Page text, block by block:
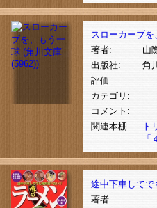
スローカーブ
著者:
山
出版社:
角
評価:
カテゴリ:
コメント:
関連本棚:
ト
「
途中下車して
著者: